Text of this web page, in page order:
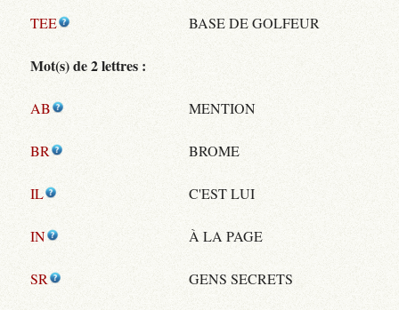
TEE BASE DE GOLFEUR
Mot(s) de 2 lettres :
AB MENTION
BR BROME
IL C'EST LUI
IN À LA PAGE
SR GENS SECRETS